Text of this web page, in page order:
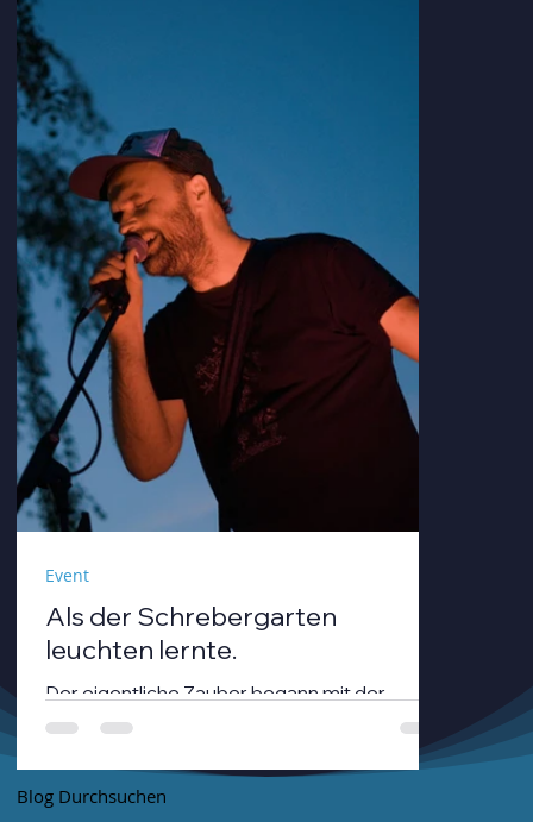
Hop-und japanischen Idol-Platten, die so
nostalgisch und gleichzeitig erfrischend
klangen, dass man sich darin hätte duschen
können.
Als der Schrebergarten
leuchten lernte.
Der eigentliche Zauber begann mit der
Dämmerung. André Neumann alias nthirteen
strich mit einem Geigenbogen über seine E-
Gitarre, während die Sonne unterging.
Event
Blog Durchsuchen